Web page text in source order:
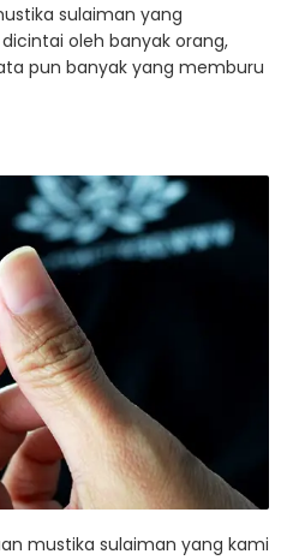
sulaiman yang
oleh banyak orang,
pun banyak yang memburu
mustika sulaiman yang kami